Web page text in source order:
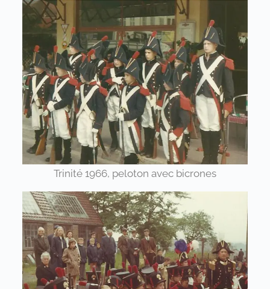
Trinité 1966, peloton avec bicrones